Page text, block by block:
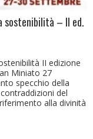
sostenibilità – II ed.
II edizione
Miniato 27
specchio della
del
alla divinità